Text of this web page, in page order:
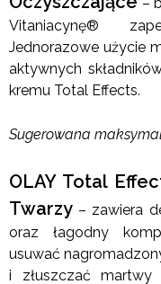
Vitaniacynę®
Jednorazowe użycie
aktywnych
kremu Total Effects.
Sugerowana
OLAY Total
Twarzy – zawiera
oraz łagodny
usuwać
i złuszczać